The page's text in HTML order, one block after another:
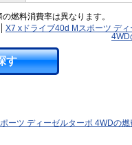
燃料消費率は異なります。
X7 xドライブ40d Mスポーツ デ
4WD
す
ーツ ディーゼルターボ 4WDの